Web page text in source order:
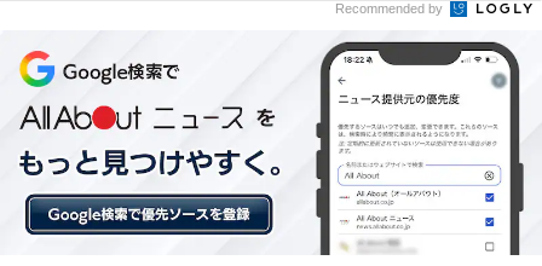
日本初上陸！ ヴィーガンショコラのおいしさに驚
き
Recommended by